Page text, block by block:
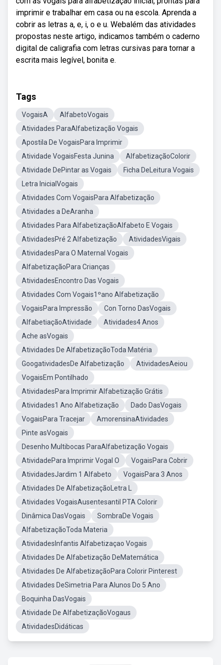
imprimir e trabalhar em casa ou na escola. Aprenda a
cobrir as letras a, e, i, o e u. Webalém das atividades
propostas neste artigo, indicamos também o caderno
digital de caligrafia com letras cursivas para tornar a
escrita mais legível, bonita e.
Tags
VogaisA
AlfabetoVogais
Atividades ParaAlfabetização Vogais
Apostila De VogaisPara Imprimir
Atividade VogaisFesta Junina
AlfabetizaçãoColorir
Atividade DePintar as Vogais
Ficha DeLeitura Vogais
Letra InicialVogais
Atividades Com VogaisPara Alfabetização
Atividades a DeAranha
Atividades Para AlfabetizaçãoAlfabeto E Vogais
AtividadesPré 2 Alfabetização
AtividadesVigais
AtividadesPara O Maternal Vogais
AlfabetizaçãoPara Crianças
AtividadesEncontro Das Vogais
Atividades Com Vogais1ºano Alfabetização
VogaisPara Impressão
Con Torno DasVogais
AlfabetiaçãoAtividade
Atividades4 Anos
Ache asVogais
Atividades De AlfabetizaçãoToda Matéria
GoogatividadesDe Alfabetização
AtividadesAeiou
VogaisEm Pontilhado
AtividadesPara Imprimir Alfabetização Grátis
Atividades1 Ano Alfabetização
Dado DasVogais
VogaisPara Tracejar
AmorensinaAtividades
Pinte asVogais
Desenho Multibocas ParaAlfabetização Vogais
AtividadePara Imprimir Vogal O
VogaisPara Cobrir
AtividadesJardim 1 Alfabeto
VogaisPara 3 Anos
Atividades De AlfabetizaçãoLetra L
Atividades VogaisAusentesantil PTA Colorir
Dinâmica DasVogais
SombraDe Vogais
AlfabetizaçãoToda Materia
AtividadesInfantis Alfabetizaçao Vogais
Atividades De Alfabetização DeMatemática
Atividades De AlfabetizaçãoPara Colorir Pinterest
Atividades DeSimetria Para Alunos Do 5 Ano
Boquinha DasVogais
Atividade De AlfabetizaçãoVogaus
AtividadesDidáticas